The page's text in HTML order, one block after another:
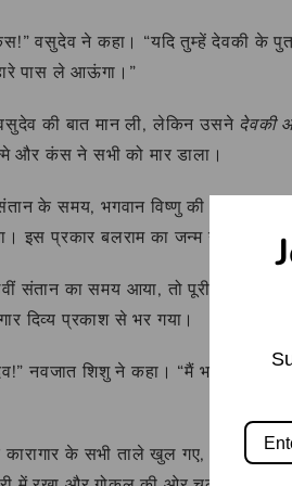
वसुदेव ने कहा। “यदि तुम्हें देवकी के
पास ले आऊंगा।”
की बात मान ली, लेकिन उसने देवकी
और कंस ने सभी को मार डाला।
के समय, भगवान विष्णु की माया से
इस प्रकार बलराम का जन्म गोकुल में
संतान का समय आया, तो पूरी प्रकृति में
दिव्य प्रकाश से भर गया।
नवजात शिशु ने कहा। “मैं भगवान
के सभी ताले खुल गए, पहरेदार सो